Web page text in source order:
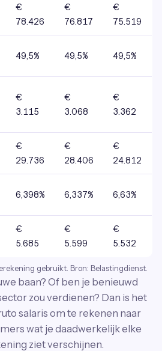
€
78.426
€
76.817
€
75.519
49,5% 49,5% 49,5%
€
3.115
€
3.068
€
3.362
€
29.736
€
28.406
€
24.812
6,398% 6,337% 6,63%
€
5.685
€
5.599
€
5.532
gebruikt. Bron: Belastingdienst.
baan? Of ben je benieuwd
zou verdienen? Dan is het
salaris om te rekenen naar
wat je daadwerkelijk elke
ziet verschijnen.